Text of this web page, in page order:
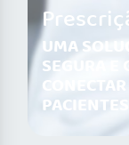
UMA
SEGURA E